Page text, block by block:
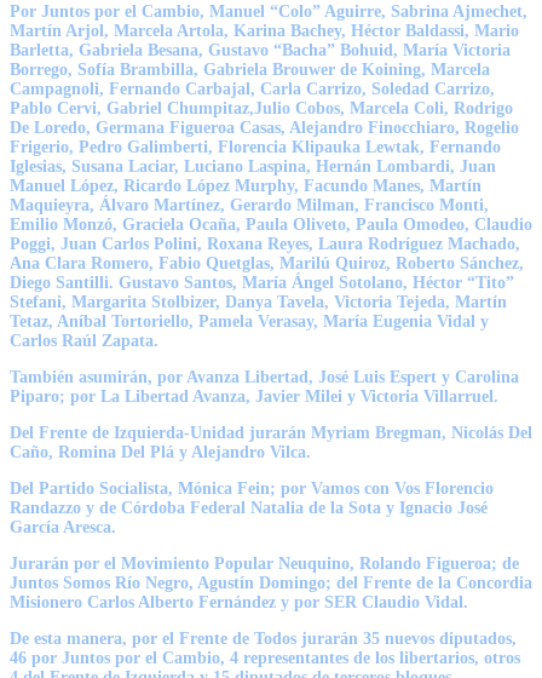
Por Juntos por el Cambio, Manuel “Colo” Aguirre, Sabrina Ajmechet,
Martín Arjol, Marcela Artola, Karina Bachey, Héctor Baldassi, Mario
Barletta, Gabriela Besana, Gustavo “Bacha” Bohuid, María Victoria
Borrego, Sofía Brambilla, Gabriela Brouwer de Koining, Marcela
Campagnoli, Fernando Carbajal, Carla Carrizo, Soledad Carrizo,
Pablo Cervi, Gabriel Chumpitaz,Julio Cobos, Marcela Coli, Rodrigo
De Loredo, Germana Figueroa Casas, Alejandro Finocchiaro, Rogelio
Frigerio, Pedro Galimberti, Florencia Klipauka Lewtak, Fernando
Iglesias, Susana Laciar, Luciano Laspina, Hernán Lombardi, Juan
Manuel López, Ricardo López Murphy, Facundo Manes, Martín
Maquieyra, Álvaro Martínez, Gerardo Milman, Francisco Monti,
Emilio Monzó, Graciela Ocaña, Paula Oliveto, Paula Omodeo, Claudio
Poggi, Juan Carlos Polini, Roxana Reyes, Laura Rodríguez Machado,
Ana Clara Romero, Fabio Quetglas, Marilú Quiroz, Roberto Sánchez,
Diego Santilli. Gustavo Santos, María Ángel Sotolano, Héctor “Tito”
Stefani, Margarita Stolbizer, Danya Tavela, Victoria Tejeda, Martín
Tetaz, Aníbal Tortoriello, Pamela Verasay, María Eugenia Vidal y
Carlos Raúl Zapata.
También asumirán, por Avanza Libertad, José Luis Espert y Carolina
Piparo; por La Libertad Avanza, Javier Milei y Victoria Villarruel.
Del Frente de Izquierda-Unidad jurarán Myriam Bregman, Nicolás Del
Caño, Romina Del Plá y Alejandro Vilca.
Del Partido Socialista, Mónica Fein; por Vamos con Vos Florencio
Randazzo y de Córdoba Federal Natalia de la Sota y Ignacio José
García Aresca.
Jurarán por el Movimiento Popular Neuquino, Rolando Figueroa; de
Juntos Somos Río Negro, Agustín Domingo; del Frente de la Concordia
Misionero Carlos Alberto Fernández y por SER Claudio Vidal.
De esta manera, por el Frente de Todos jurarán 35 nuevos diputados,
46 por Juntos por el Cambio, 4 representantes de los libertarios, otros